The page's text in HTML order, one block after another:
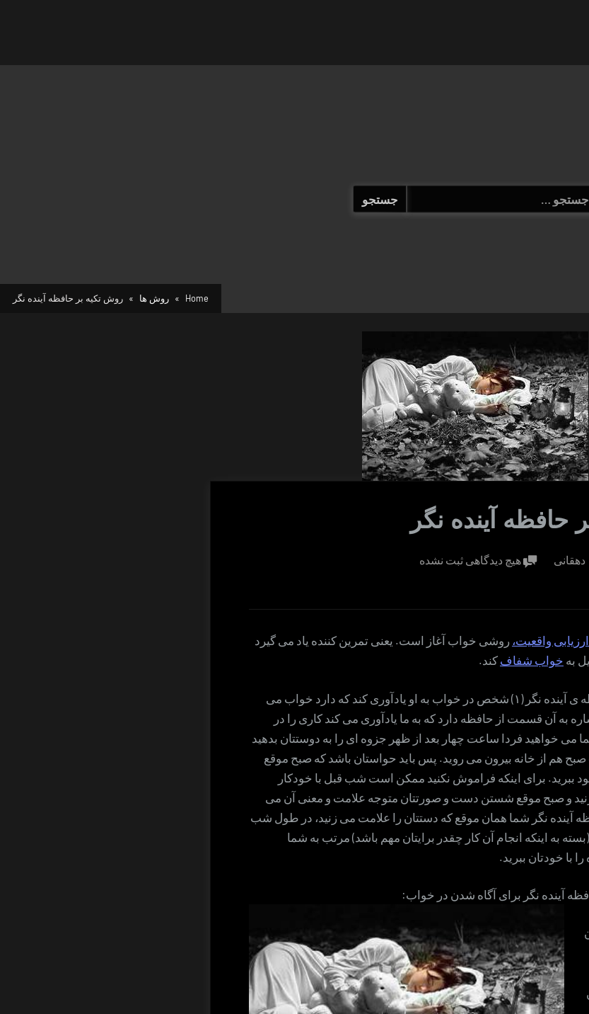
Home روش ها روش تکیه بر حافظه آینده نگر
حافظه آینده نگر
By
دهقانی هیچ دیدگاهیبرای
حافظه
ثبت نشده
ارزیابی واقعیت، روشی خواب آغاز است. یعنی تمرین کننده یاد می گیرد
به خواب شفاف کند.
هدف این است که حافظه ی آینده نگر (۱) شخص در خواب به او یادآوری کند که دارد خواب می
به آن قسمت از حافظه دارد که به ما یادآوری می کند کاری را در
می خواهید فردا ساعت چهار بعد از ظهر جزوه ای را به دوستتان بدهید
هم از خانه بیرون می روید. پس باید حواستان باشد که صبح موقع
ببرید. برای اینکه فراموش نکنید ممکن است شب قبل با خودکار
و صبح موقع شستن دست و صورتتان متوجه علامت و معنی آن می
آینده نگر شما همان موقع که دستتان را علامت می زنید، در طول شب
به اینکه انجام آن کار چقدر برایتان مهم باشد) مرتب به شما
با خودتان ببرید.
آینده نگر برای آگاه شدن در خواب: